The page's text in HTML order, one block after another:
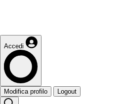
Accedi
Modifica profilo Logout